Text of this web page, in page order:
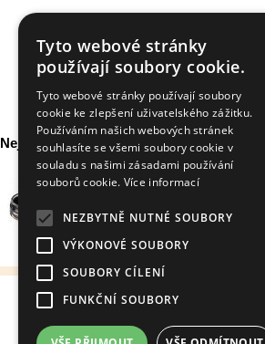
One 50ml
325,- CZK
Nejprodávanější zboží v této kategorii
Samoleštící krém
50ml
Doprava a platba
Kontakt
Tyto webové stránky
používají soubory cookie.
Tyto webové stránky používají soubory
cookie ke zlepšení uživatelského zážitku.
Používáním našich webových stránek
souhlasíte se všemi soubory cookie v
souladu s našimi zásadami používání
souborů cookie. Více informací
NEZBYTNĚ NUTNÉ SOUBORY
VÝKONOVÉ SOUBORY
SOUBORY CÍLENÍ
FUNKČNÍ SOUBORY